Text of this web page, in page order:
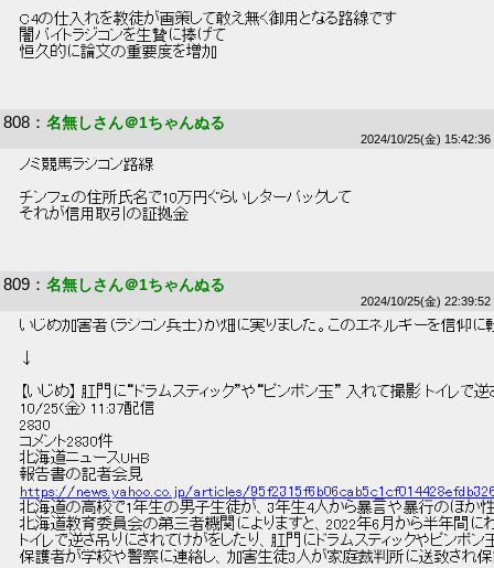
C4の仕入れを教徒が画策して敢え無く御用となる路線です
闇バイトラジコンを生贄に捧げて
恒久的に論文の重要度を増加
808 ： 名無しさん＠1ちゃんぬる
2024/10/25(金) 15:42:36
ノミ競馬ラジコン路線
チンフェの住所氏名で10万円ぐらいレターパックして
それが信用取引の証拠金
809 ： 名無しさん＠1ちゃんぬる
2024/10/25(金) 22:39:52
いじめ加害者（ラジコン兵士）が畑に実りました。このエネルギーを信仰
↓
【いじめ】 肛門に“ドラムスティック”や“ピンポン玉” 入れて撮影 トイレ
10/25(金) 11:37配信
2830
コメント2830件
北海道ニュースUHB
報告書の記者会見
https://news.yahoo.co.jp/articles/
北海道の高校で1年生の男子生徒が、3年生4人から暴言や暴行のほか性
北海道教育委員会の第三者機関によりますと、2022年6月から半年間に
トイレで逆さ吊りにされてけがをしたり、肛門にドラムスティックやピン
保護者が学校や警察に連絡し、加害生徒3人が家庭裁判所に送致され